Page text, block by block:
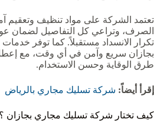
تعتمد الشركة على مواد تنظيف
الصرف، وتراعي كل التفاصيل لضمان
تكرار الانسداد مستقبلاً. كما توفر
بجازان سريع وآمن في أي وقت، مع
طرق الوقاية وحسن الاستخدام.
إقرأ أيضاً: شركة تسليك مجاري بالرياض
كيف تختار شركة تسليك مجاري بجازان ؟